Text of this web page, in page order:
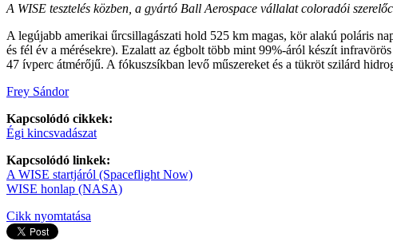
A WISE tesztelés közben, a gyártó Ball Aerospace vállalat coloradói
A legújabb amerikai űrcsillagászati hold 525 km magas, kör alakú poláris
és fél év a mérésekre). Ezalatt az égbolt több mint 99%-áról készít
47 ívperc átmérőjű. A fókuszsíkban levő műszereket és a tükröt szilárd
Frey Sándor
Kapcsolódó cikkek:
Égi kincsvadászat
Kapcsolódó linkek:
A WISE startjáról (Spaceflight Now)
WISE honlap (NASA)
Cikk nyomtatása